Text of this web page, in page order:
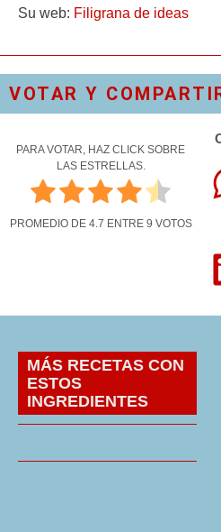
Su web: Filigrana de ideas
VOTAR Y
PARA VOTAR, HAZ CLICK SOBRE
LAS ESTRELLAS.
PROMEDIO DE 4.7 ENTRE 9 VOTOS
MÁS RECETAS CON
ESTOS
INGREDIENTES